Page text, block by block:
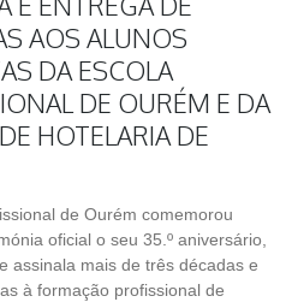
AOS ALUNOS
DA ESCOLA
DE OURÉM E DA
HOTELARIA DE
de Ourém comemorou
oficial o seu 35.º aniversário,
assinala mais de três décadas e
à formação profissional de